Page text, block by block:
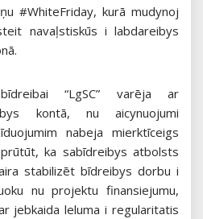
#WhiteFriday, kurā mudynoj
navaļstiskūs i labdareibys
“LgSC” varēja ar
kontā, nu aicynuojumi
nabeja mierktīceigs
ka sabīdreibys atbolsts
stabilizēt bīdreibys dorbu i
nu projektu finansiejumu,
jebkaida leluma i regularitatis